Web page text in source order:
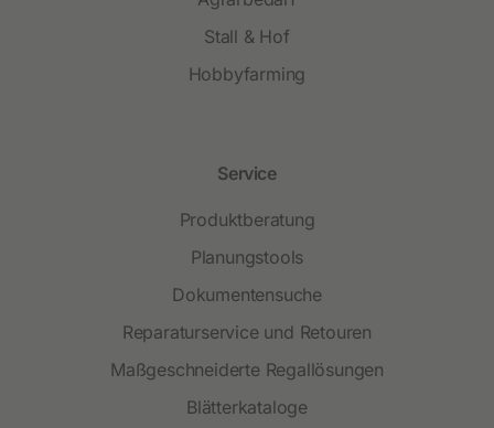
Stall & Hof
Hobbyfarming
Service
Produktberatung
Planungstools
Dokumentensuche
Reparaturservice und Retouren
Maßgeschneiderte Regallösungen
Blätterkataloge